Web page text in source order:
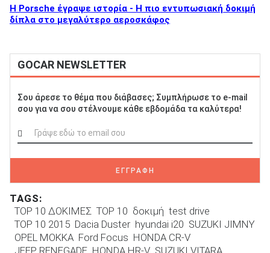
H Porsche έγραψε ιστορία - H πιο εντυπωσιακή δοκιμή
δίπλα στο μεγαλύτερο αεροσκάφος
GOCAR NEWSLETTER
Σου άρεσε το θέμα που διάβασες; Συμπλήρωσε το e-mail
σου για να σου στέλνουμε κάθε εβδομάδα τα καλύτερα!
ΕΓΓΡΑΦΗ
TAGS:
TOP 10 ΔΟΚΙΜΕΣ TOP 10 δοκιμή test drive
TOP 10 2015 Dacia Duster hyundai i20 SUZUKI JIMNY
OPEL MOKKA Ford Focus HONDA CR-V
JEEP RENEGADE HONDA HR-V SUZUKI VITARA